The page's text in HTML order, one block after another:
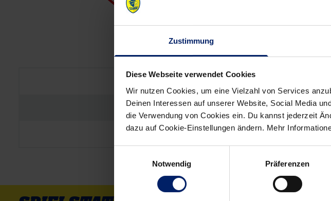
Zustimmung
Diese Webseite verwendet Cookies
Wir nutzen Cookies, um eine Vielzahl von Services
Deinen Interessen auf unserer Website, Social Media
die Verwendung von Cookies ein. Du kannst jederzeit
dazu auf Cookie-Einstellungen ändern. Mehr
Notwendig
Präferenzen
TuS N-Lübbecke
778
22,88